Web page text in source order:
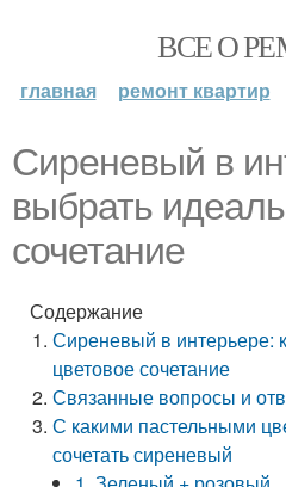
ВСЕ О
главная ремонт квартир
Сиреневый в
выбрать
сочетание
Содержание
Сиреневый в интерьере:
цветовое сочетание
Связанные вопросы и
С какими пастельными
сочетать сиреневый